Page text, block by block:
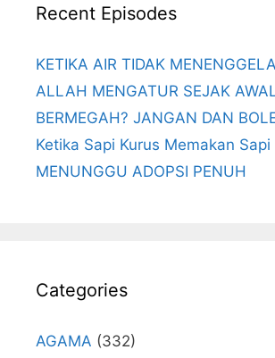
Recent Episodes
KETIKA AIR TIDAK
ALLAH MENGATUR SEJAK
BERMEGAH? JANGAN DAN
Ketika Sapi Kurus Memakan Sapi
MENUNGGU ADOPSI PENUH
Categories
AGAMA (332)